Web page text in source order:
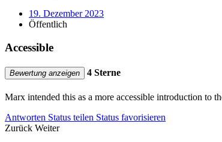
19. Dezember 2023
Öffentlich
Accessible
Bewertung anzeigen 4 Sterne
Marx intended this as a more accessible introduction to
Antworten Status teilen Status favorisieren
Zurück Weiter